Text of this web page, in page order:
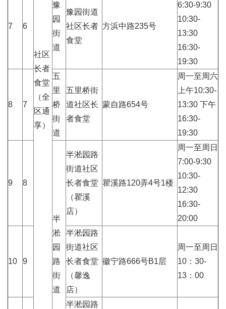
社区
长者
食堂
（全
区通
享）
7 6
豫
园
街
道
豫园街道
社区长者
食堂
方浜中路235号
6:30-9:30
10:30-
13:30
16:30-
19:30
8 7
五
里
桥
街
道
五里桥街
道社区长
者食堂
蒙自路654号
周一至周六
上午10:30-
13:30 下午
16:30-
19:30
9 8
半
淞
园
路
街
道
半淞园路
街道社区
长者食堂
（瞿溪
店）
瞿溪路120弄4号1楼
周一至周日
7:00-9:30
10:30-
12:30
16:30-
20:00
10 9
半淞园路
街道社区
长者食堂
（馨逸
店）
徽宁路666号B1层
周一至周日
10：30-
13：00
半淞园路